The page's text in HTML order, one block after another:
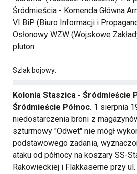
Śródmieścia - Komenda Główna
VI BiP (Biuro Informacji i
Osłonowy WZW (Wojskowe
pluton.
Szlak bojowy:
Kolonia Staszica - Śródmieście
Śródmieście Północ. 1 sierpnia
niedostarczenia broni z
szturmowy "Odwet" nie mógł
podstawowego zadania,
ataku od północy na koszary SS-
Rakowieckiej i Flakkaserne przy ul.